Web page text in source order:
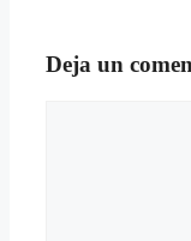
Deja un